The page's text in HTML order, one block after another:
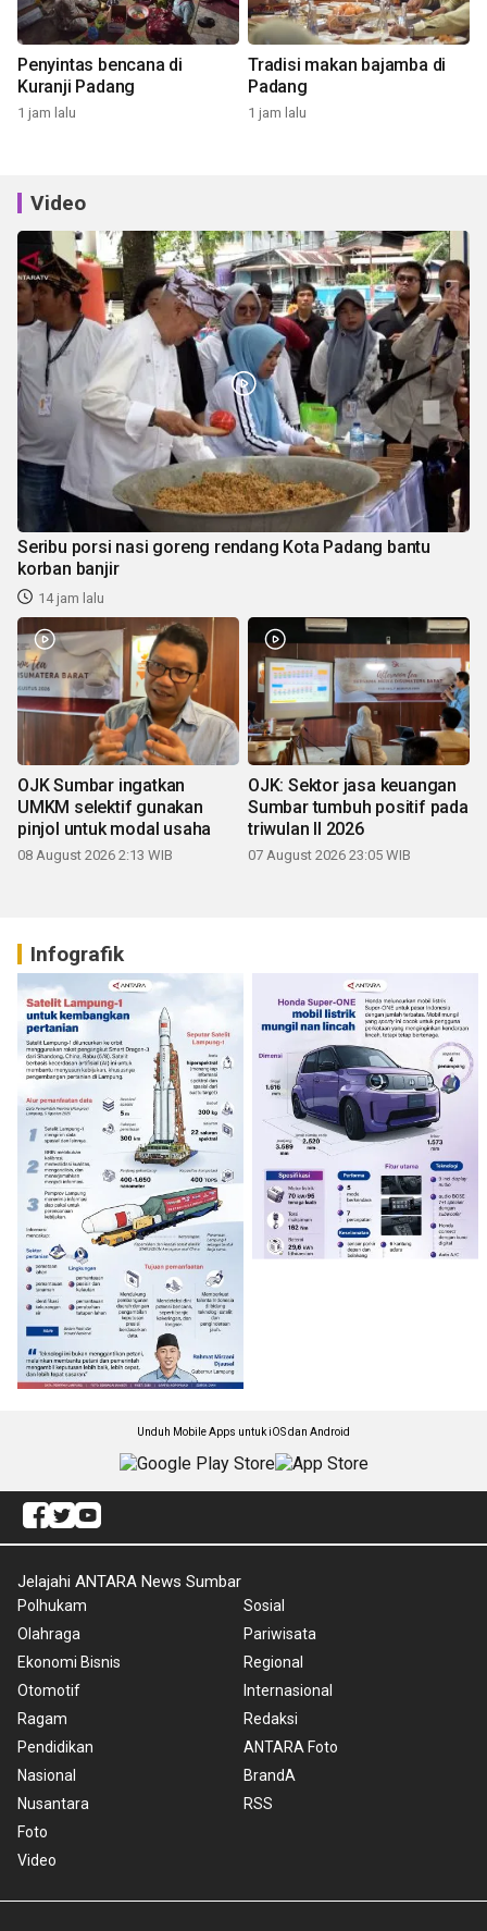
Penyintas bencana di
Kuranji Padang
1 jam lalu
Tradisi makan bajamba di
Padang
1 jam lalu
Video
Seribu porsi nasi goreng rendang Kota Padang bantu
korban banjir
14 jam lalu
OJK Sumbar ingatkan
UMKM selektif gunakan
pinjol untuk modal usaha
08 August 2026 2:13 WIB
OJK: Sektor jasa keuangan
Sumbar tumbuh positif pada
triwulan II 2026
07 August 2026 23:05 WIB
Infografik
Unduh Mobile Apps untuk iOS dan Android
Jelajahi ANTARA News Sumbar
Polhukam
Olahraga
Ekonomi Bisnis
Otomotif
Ragam
Pendidikan
Nasional
Nusantara
Foto
Video
Sosial
Pariwisata
Regional
Internasional
Redaksi
ANTARA Foto
BrandA
RSS